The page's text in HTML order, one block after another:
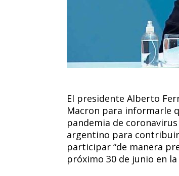
El presidente Alberto
Macron para informarle
pandemia de
argentino para
participar “de manera
próximo 30 de junio en la